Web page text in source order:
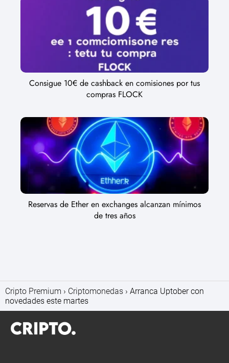
Consigue 10€ de cashback en comisiones por tus
compras FLOCK
Reservas de Ether en exchanges alcanzan mínimos
de tres años
Cripto Premium Criptomonedas
Arranca Uptober con
novedades este martes